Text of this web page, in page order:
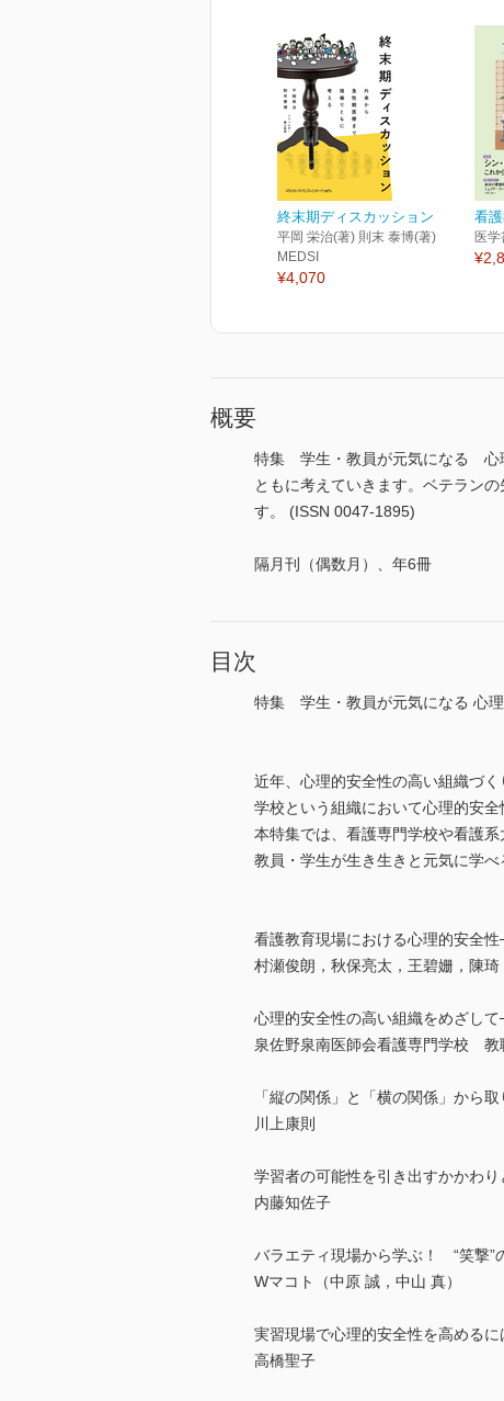
終末期ディスカッション
平岡 栄治(著) 則末 泰博(著)
MEDSI
¥4,070
看
医
概要
特集 学生・教員が元気になる 心
ともに考えていきます。ベテラン
す。 (ISSN 0047-1895)
隔月刊（偶数月）、年6冊
目次
特集 学生・教員が元気になる 心
近年、心理的安全性の高い組織づく
学校という組織において心理的安
本特集では、看護専門学校や看護
教員・学生が生き生きと元気に学
看護教育現場における心理的安全
村瀬俊朗，秋保亮太，王碧姗，陳琦
心理的安全性の高い組織をめざし
泉佐野泉南医師会看護専門学校 教
「縦の関係」と「横の関係」から
川上康則
学習者の可能性を引き出すかかわり
内藤知佐子
バラエティ現場から学ぶ！ “笑撃”
Wマコト（中原 誠，中山 真）
実習現場で心理的安全性を高めるに
高橋聖子